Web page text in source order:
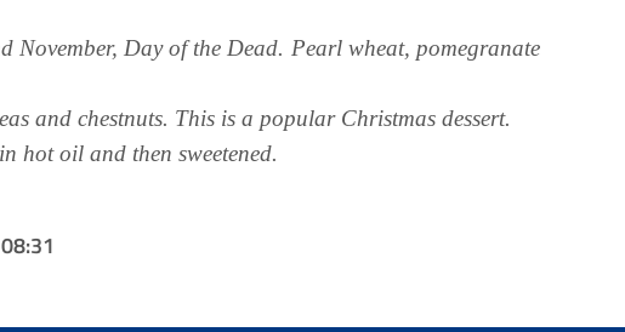
November, Day of the Dead. Pearl wheat, pomegranate
and chestnuts. This is a popular Christmas dessert.
hot oil and then sweetened.